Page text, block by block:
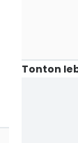
Tonton